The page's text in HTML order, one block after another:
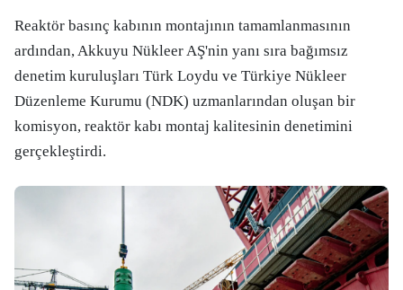
Reaktör basınç kabının montajının tamamlanmasının
ardından, Akkuyu Nükleer AŞ'nin yanı sıra bağımsız
denetim kuruluşları Türk Loydu ve Türkiye Nükleer
Düzenleme Kurumu (NDK) uzmanlarından oluşan bir
komisyon, reaktör kabı montaj kalitesinin denetimini
gerçekleştirdi.